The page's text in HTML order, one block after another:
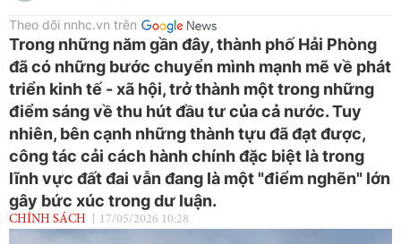
Theo dõi nnhc.vn trên
Trong những năm gần đây, thành phố Hải Phòng
đã có những bước chuyển mình mạnh mẽ về phát
triển kinh tế - xã hội, trở thành một trong những
điểm sáng về thu hút đầu tư của cả nước. Tuy
nhiên, bên cạnh những thành tựu đã đạt được,
công tác cải cách hành chính đặc biệt là trong
lĩnh vực đất đai vẫn đang là một "điểm nghẽn" lớn
gây bức xúc trong dư luận.
CHÍNH SÁCH 17/05/2026 10:28